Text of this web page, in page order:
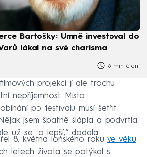
Bartošky: Umně investoval do
lákal na své charisma
6 min čtení
projekcí jí ale trochu
nepříjemnost. Místo
po festivalu musí šetřit
jsem špatně šlápla a podvrtla
už se to lepší,“ dodala.
8. května loňského roku ve věku
letech života se potýkal s